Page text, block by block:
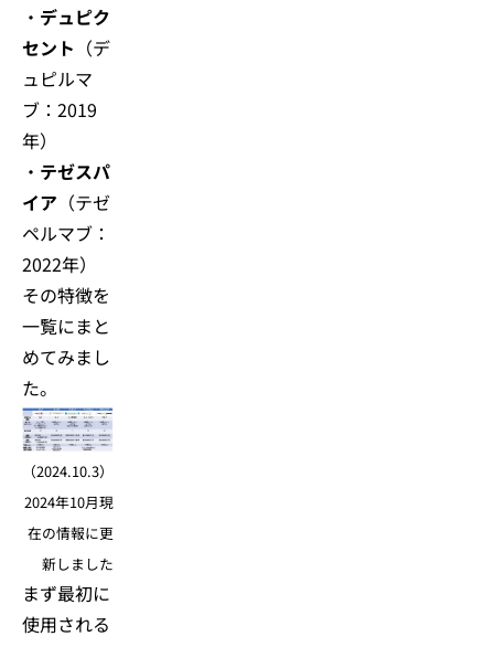
・ デュピク
セント （デ
ュピルマ
ブ：2019
年）
・ テゼスパ
イア （テゼ
ペルマブ：
2022年）
その特徴を
一覧にまと
めてみまし
た。
（2024.10.3）
2024年10月現
在の情報に更
新しました
まず最初に
使用される